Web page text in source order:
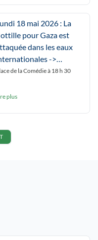
(correspondance) À
les Palestiniens étouffent.
les tentes, dans une humidité
due à l’absence de vent et à la
18 mai 2026 : La
pour Gaza est
dans les eaux
->
A
de la Comédie à 18 h 30
plus